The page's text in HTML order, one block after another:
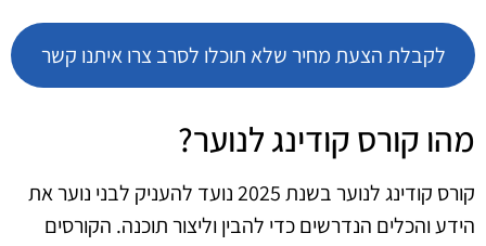
לקבלת הצעת מחיר שלא תוכלו לסרב צרו איתנו קשר
מהו קורס קודינג לנוער?
קורס קודינג לנוער בשנת 2025 נועד להעניק לבני נוער את
הידע והכלים הנדרשים כדי להבין וליצור תוכנה. הקורסים